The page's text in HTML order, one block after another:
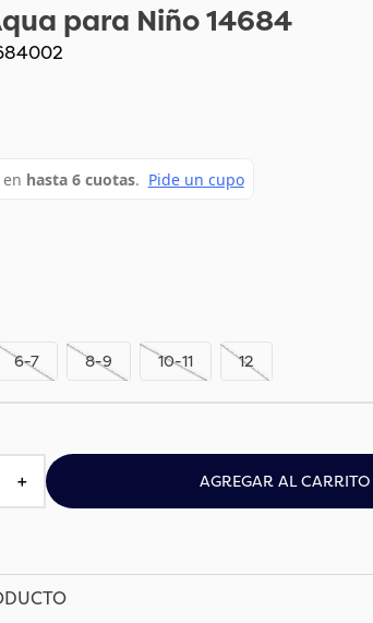
para Niño 14684
6-7 8-9 10-11 12
＋ AGREGAR AL CARRITO